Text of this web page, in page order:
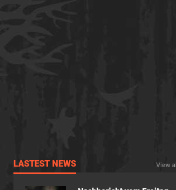
LASTEST NEWS View all